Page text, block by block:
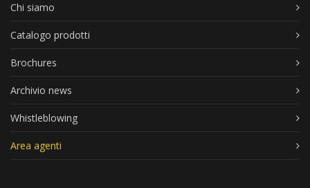
Chi siamo
Catalogo prodotti
Brochures
Archivio news
Whistleblowing
Area agenti